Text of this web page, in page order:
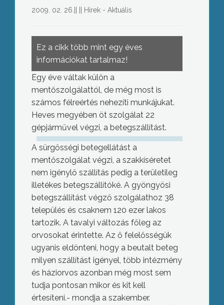
2009. 02. 26. Hírek - Aktuális
Ez a cikk több mint egy éves
információkat tartalmaz!
Egy éve váltak külön a
mentőszolgálattól, de még most is
számos félreértés nehezíti munkájukat.
Heves megyében öt szolgálat 22
gépjárművel végzi, a betegszállítást.
A sürgősségi betegellátást a
mentőszolgálat végzi, a szakkíséretet
nem igénylő szállítás pedig a területileg
illetékes betegszállítóké. A gyöngyösi
betegszállítást végző szolgálathoz 38
település és csaknem 120 ezer lakos
tartozik. A tavalyi változás főleg az
orvosokat érintette. Az ő felelősségük
ugyanis eldönteni, hogy a beutalt beteg
milyen szállítást igényel, több intézmény
és háziorvos azonban még most sem
tudja pontosan mikor és kit kell
értesíteni.- mondja a szakember.